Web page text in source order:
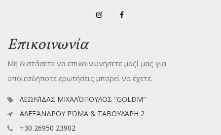
Επικοινωνία
Μη διστάσετε να επικοινωνήσετε μαζί μας για
οποιεσδήποτε ερωτήσεις μπορεί να έχετε.
ΛΕΩΝΊΔΑΣ ΜΙΧΑΛΌΠΟΥΛΟΣ "GOLDM"
ΑΛΕΞΆΝΔΡΟΥ ΡΏΜΑ & ΤΑΒΟΥΛΆΡΗ 2
+30 26950 23902